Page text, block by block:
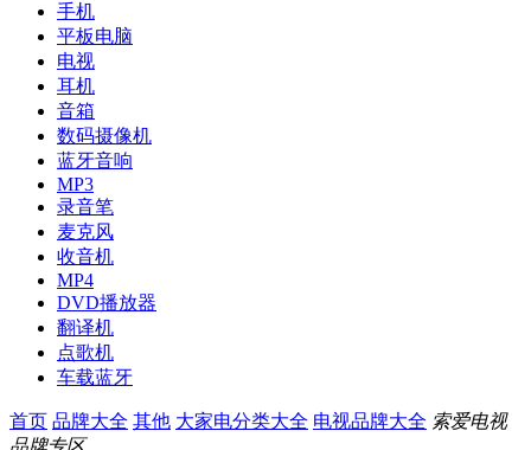
手机
平板电脑
电视
耳机
音箱
数码摄像机
蓝牙音响
MP3
录音笔
麦克风
收音机
MP4
DVD播放器
翻译机
点歌机
车载蓝牙
首页 品牌大全 其他 大家电分类大全 电视品牌大全 索爱电视